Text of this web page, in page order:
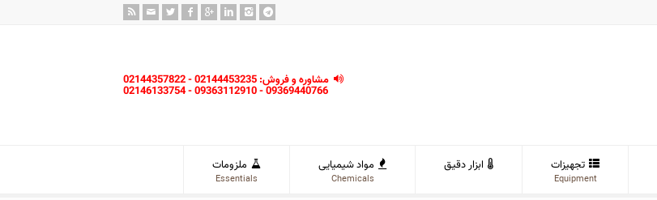
مشاوره و فروش: 02144453235 - 02144357822
09369440766 - 09363112910 - 02146133754
تجهیزات
Equipment
ابزار دقیق مواد شیمیایی
Chemicals
ملزومات
Essentials